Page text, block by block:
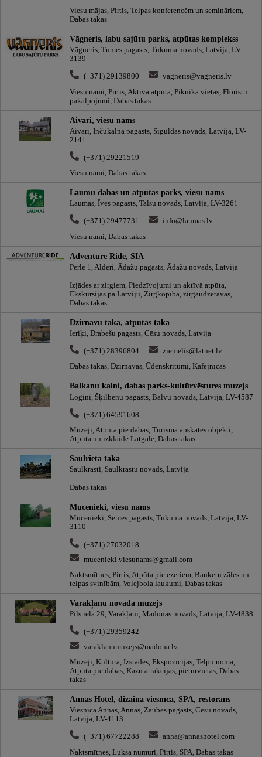
Viesu mājas, Pirtis, Telpas konferencēm un semināriem,
Dabas takas
Vāgneris, labu sajūtu parks, atpūtas komplekss
Vāgneris, Tumes pagasts, Tukuma novads, Latvija, LV-
3139
(+371) 29139800
vagneris@vagneris.lv
Viesu nami, Pirtis, Aktīvā atpūta, Piknika vietas, Floristu
pakalpojumi, Dabas takas
Aivari, viesu nams
Aivari, Inčukalna pagasts, Siguldas novads, Latvija, LV-
2141
(+371) 29221519
Viesu nami, Dabas takas
Laumu dabas un atpūtas parks, viesu nams
Laumas, Īves pagasts, Talsu novads, Latvija, LV-3261
(+371) 29477731
info@laumas.lv
Viesu nami, Dabas takas
Adventure Ride, SIA
Pērle 1, Alderi, Ādažu pagasts, Ādažu novads, Latvija
Izjādes ar zirgiem, Piedzīvojumi un aktīvā atpūta,
Ekskursijas pa Latviju, Zirgkopība, zirgaudzētavas,
Dabas takas
Dzirnavu taka, atpūtas taka
Ieriķi, Drabešu pagasts, Cēsu novads, Latvija
(+371) 28396804
ziemelis@latnet.lv
Dabas takas, Dzirnavas, Ūdenskritumi, Kafejnīcas
Balkanu kalni, dabas parks-kultūrvēstures muzejs
Logini, Šķilbēnu pagasts, Balvu novads, Latvija, LV-4587
(+371) 64591608
Muzeji, Atpūta pie dabas, Tūrisma apskates objekti,
Atpūta un izklaide Latgalē, Dabas takas
Saulrieta taka
Saulkrasti, Saulkrastu novads, Latvija
Dabas takas
Mucenieki, viesu nams
Mucenieki, Sēmes pagasts, Tukuma novads, Latvija, LV-
3110
(+371) 27032018
mucenieki.viesunams@gmail.com
Naktsmītnes, Pirtis, Atpūta pie ezeriem, Banketu zāles un
telpas svinībām, Volejbola laukumi, Dabas takas
Varakļānu novada muzejs
Pils iela 29, Varakļāni, Madonas novads, Latvija, LV-4838
(+371) 29359242
varaklanumuzejs@madona.lv
Muzeji, Kultūra, Izstādes, Ekspozīcijas, Telpu noma,
Atpūta pie dabas, Kāzu atrakcijas, pieturvietas, Dabas
takas
Annas Hotel, dizaina viesnīca, SPA, restorāns
Viesnīca Annas, Annas, Zaubes pagasts, Cēsu novads,
Latvija, LV-4113
(+371) 67722288
anna@annashotel.com
Naktsmītnes, Luksa numuri, Pirtis, SPA, Dabas takas